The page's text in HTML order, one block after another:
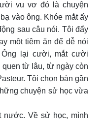
vu vơ đó là chuyện
vào ông. Khóe mắt ấy
sau câu nói. Tôi đẩy
một tiệm ăn để dễ nói
Ông lại cười, mắt cười
từ lâu, từ ngày còn
Tôi chọn bàn gần
chuyện sử học vừa
nước. Về sử học, mình